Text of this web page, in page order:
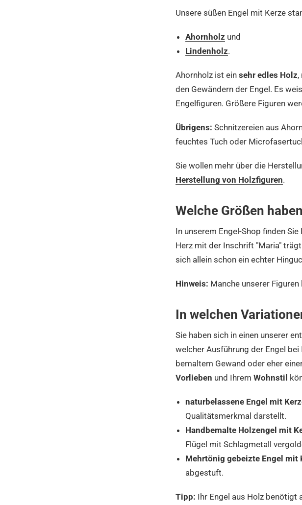
Unsere süßen Engel mit Kerze
Ahornholz und
Lindenholz.
Ahornholz ist ein sehr edles Holz,
den Gewändern der Engel. Es
Engelfiguren. Größere Figuren
Übrigens: Schnitzereien aus
feuchtes Tuch oder
Sie wollen mehr über die
Herstellung von Holzfiguren.
Welche Größen
In unserem Engel-Shop finden
Herz mit der Inschrift "Maria"
sich allein schon ein echter
Hinweis: Manche unserer
In welchen
Sie haben sich in einen unserer
welcher Ausführung der Engel bei
bemaltem Gewand oder eher
Vorlieben und Ihrem Wohnstil
naturbelassene Engel mit
Qualitätsmerkmal darstellt.
Handbemalte Holzengel mit
Flügel mit Schlagmetall
Mehrtönig gebeizte Engel mit
abgestuft.
Tipp: Ihr Engel aus Holz benötigt